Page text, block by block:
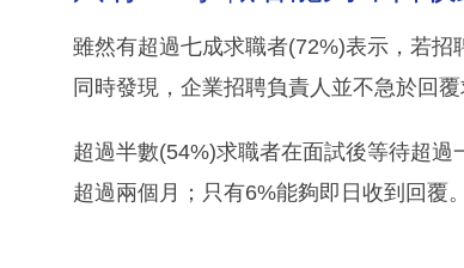
雖然有超過七成求職者(72%)表示，若
同時發現，企業招聘負責人並不急於回覆
超過半數(54%)求職者在面試後等待超
超過兩個月；只有6%能夠即日收到回覆。